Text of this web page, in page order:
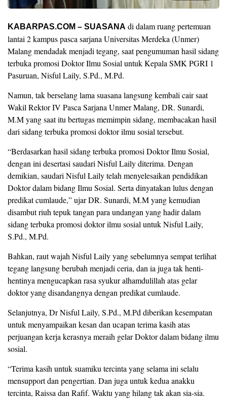
KABARPAS.COM – SUASANA di dalam ruang pertemuan
lantai 2 kampus pasca sarjana Universitas Merdeka (Unmer)
Malang mendadak menjadi tegang, saat pengumuman hasil sidang
terbuka promosi Doktor Ilmu Sosial untuk Kepala SMK PGRI 1
Pasuruan, Nisful Laily, S.Pd., M.Pd.
Namun, tak berselang lama suasana langsung kembali cair saat
Wakil Rektor IV Pasca Sarjana Unmer Malang, DR. Sunardi,
M.M yang saat itu bertugas memimpin sidang, membacakan hasil
dari sidang terbuka promosi doktor ilmu sosial tersebut.
“Berdasarkan hasil sidang terbuka promosi Doktor Ilmu Sosial,
dengan ini desertasi saudari Nisful Laily diterima. Dengan
demikian, saudari Nisful Laily telah menyelesaikan pendidikan
Doktor dalam bidang Ilmu Sosial. Serta dinyatakan lulus dengan
predikat cumlaude,” ujar DR. Sunardi, M.M yang kemudian
disambut riuh tepuk tangan para undangan yang hadir dalam
sidang terbuka promosi doktor ilmu sosial untuk Nisful Laily,
S.Pd., M.Pd.
Bahkan, raut wajah Nisful Laily yang sebelumnya sempat terlihat
tegang langsung berubah menjadi ceria, dan ia juga tak henti-
hentinya mengucapkan rasa syukur alhamdulillah atas gelar
doktor yang disandangnya dengan predikat cumlaude.
Selanjutnya, Dr Nisful Laily, S.Pd., M.Pd diberikan kesempatan
untuk menyampaikan kesan dan ucapan terima kasih atas
perjuangan kerja kerasnya meraih gelar Doktor dalam bidang ilmu
sosial.
“Terima kasih untuk suamiku tercinta yang selama ini selalu
mensupport dan pengertian. Dan juga untuk kedua anakku
tercinta, Raissa dan Rafif. Waktu yang hilang tak akan sia-sia.